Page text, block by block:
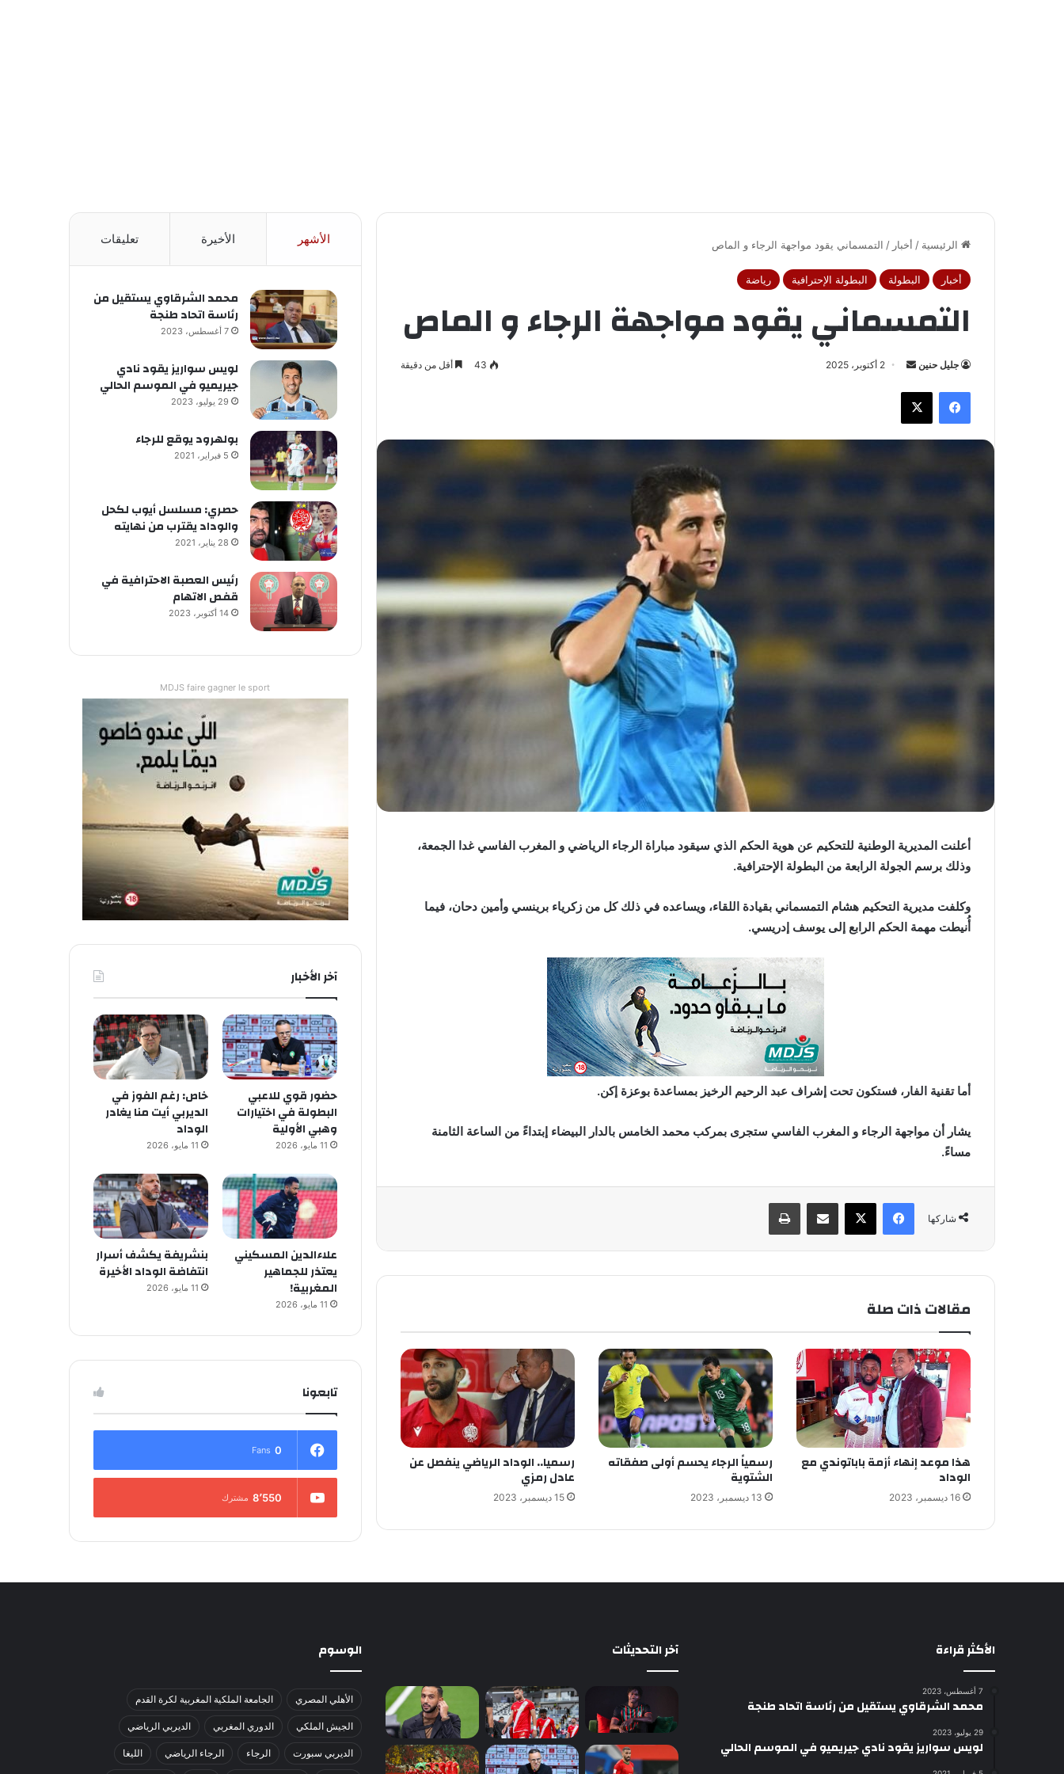
الرئيسية / أخبار / التمسماني يقود مواجهة الرجاء و الماص
أخبار البطولة البطولة الإحترافية رياضة
التمسماني يقود مواجهة الرجاء و الماص
جليل حنين
ل
ب
2 أكتوبر، 2025 43 أقل من دقيقة
فيسبوك
أعلنت المديرية الوطنية للتحكيم عن هوية الحكم الذي سيقود مباراة الرجاء الرياضي و المغرب الفاسي غدا الجمعة،
وذلك برسم الجولة الرابعة من البطولة الإحترافية.
وكلفت مديرية التحكيم هشام التمسماني بقيادة اللقاء، ويساعده في ذلك كل من زكرياء برينسي وأمين دحان، فيما
أُنيطت مهمة الحكم الرابع إلى يوسف إدريسي.
أما تقنية الفار، فستكون تحت إشراف عبد الرحيم الرخيز بمساعدة بوعزة إكن.
يشار أن مواجهة الرجاء و المغرب الفاسي ستجرى بمركب محمد الخامس بالدار البيضاء إبتداءً من الساعة الثامنة
مساءً.
شاركها
فيسبوك
مقالات ذات صلة
هذا موعد إنهاء أزمة باباتوندي مع
الوداد
16 ديسمبر، 2023
رسمياً الرجاء يحسم أولى صفقاته
الشتوية
13 ديسمبر، 2023
رسميا.. الوداد الرياضي ينفصل عن
عادل رمزي
15 ديسمبر، 2023
الأشهر الأخيرة تعليقات
محمد الشرقاوي يستقيل من
رئاسة اتحاد طنجة
7 أغسطس، 2023
لويس سواريز يقود نادي
جيريميو في الموسم الحالي
29 يوليو، 2023
بولهرود يوقع للرجاء
5 فبراير، 2021
حصري: مسلسل أيوب لكحل
والوداد يقترب من نهايته
28 يناير، 2021
رئيس العصبة الاحترافية في
قفص الاتهام
14 أكتوبر، 2023
MDJS faire gagner le sport
آخر الأخبار
حضور قوي للاعبي
البطولة في اختيارات
وهبي الأولية
11 مايو، 2026
خاص: رغم الفوز في
الديربي أيت منا يغادر
الوداد
11 مايو، 2026
علاءالدين المسكيني
يعتذر للجماهير
المغربية!
11 مايو، 2026
بنشريفة يكشف أسرار
انتفاضة الوداد الأخيرة
11 مايو، 2026
تابعونا
0
Fans
8٬550 مشترك
الأكثر قراءة
7 أغسطس، 2023
محمد الشرقاوي يستقيل من رئاسة اتحاد طنجة
29 يوليو، 2023
لويس سواريز يقود نادي جيريميو في الموسم الحالي
آخر التحديثات الوسوم
الأهلي المصري الجامعة الملكية المغربية لكرة القدم
الجيش الملكي الدوري المغربي الديربي الرياضي
الديربي سبورت الرجاء الرجاء الرياضي الليغا